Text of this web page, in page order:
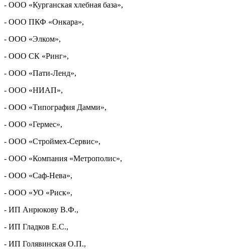
- ООО «Курганская хлебная база»,
- ООО ПКФ «Онкара»,
- ООО «Элком»,
- ООО СК «Ринг»,
- ООО «Пати-Ленд»,
- ООО «НИАП»,
- ООО «Типография Дамми»,
- ООО «Гермес»,
- ООО «Строймех-Сервис»,
- ООО «Компания «Метрополис»,
- ООО «Саф-Нева»,
- ООО «УО «Риск»,
- ИП Анрюкову В.Ф.,
- ИП Гладков Е.С.,
- ИП Голявинская О.П.,